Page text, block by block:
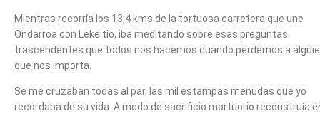
Mientras recorría los 13,4 kms de la tortuosa carretera que une
Ondarroa con Lekeitio, iba meditando sobre esas preguntas
trascendentes que todos nos hacemos cuando perdemos a
que nos importa.
Se me cruzaban todas al par, las mil estampas menudas que yo
recordaba de su vida. A modo de sacrificio mortuorio reconstruía